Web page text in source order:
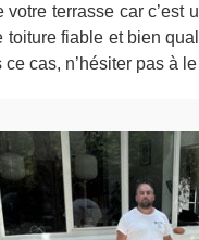
votre terrasse car c’est
toiture fiable et bien
cas, n’hésiter pas à